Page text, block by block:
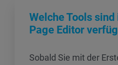
Welche Tools
Page Editor
Sobald Sie mit der